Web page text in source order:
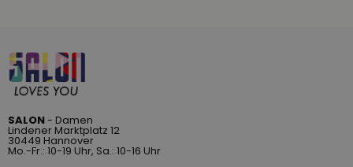
SALON- Damen
Lindener Marktplatz 12
30449 Hannover
Mo.-Fr.: 10-19 Uhr, Sa.: 10-16 Uhr